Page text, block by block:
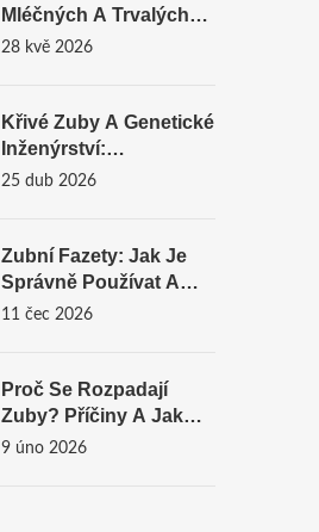
Mléčných A Trvalých
Zubů S Čísly
28 kvě 2026
Křivé Zuby A Genetické
Inženýrství:
Budoucnost Rovných
25 dub 2026
Zubní Fazety: Jak Je
Správně Používat A
Pečovat O Ně Pro
11 čec 2026
Proč Se Rozpadají
Zuby? Příčiny A Jak
Tomu Předcházet
9 úno 2026